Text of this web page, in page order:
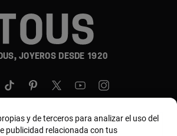
JOYEROS DESDE 1920
y de terceros para analizar el uso del
publicidad relacionada con tus